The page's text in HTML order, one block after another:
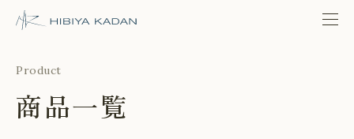
日比谷花壇 日比谷公園本店
Product
商品一覧